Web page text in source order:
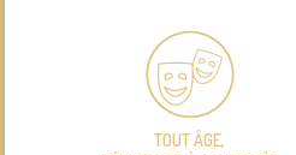
TOUT ÂGE,